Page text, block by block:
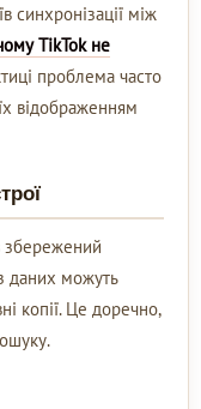
синхронізації між
TikTok не
проблема часто
відображенням
збережений
даних можуть
копії. Це доречно,